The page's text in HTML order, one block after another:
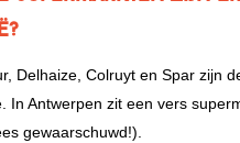
Delhaize, Colruyt en Spar zijn
In Antwerpen zit een vers
gewaarschuwd!).